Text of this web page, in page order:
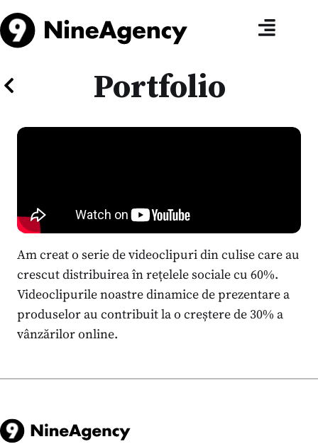
Portfolio
Am creat o serie de videoclipuri din culise care au
crescut distribuirea în rețelele sociale cu 60%.
Videoclipurile noastre dinamice de prezentare a
produselor au contribuit la o creștere de 30% a
vânzărilor online.